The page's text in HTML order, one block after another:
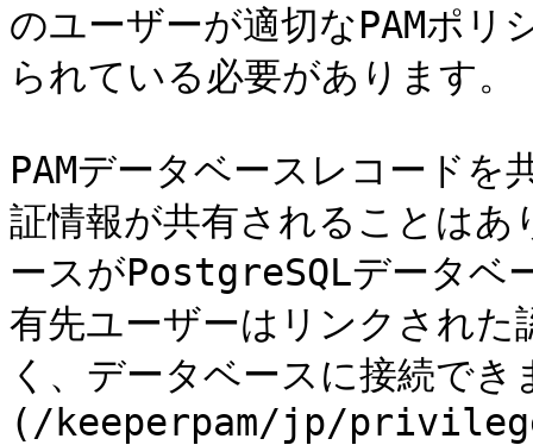
のユーザーが適切なPAMポ
られている必要があります。
PAMデータベースレコード
証情報が共有されることはあ
ースがPostgreSQLデータベ
有先ユーザーはリンクされ
く、データベースに接続で
(/keeperpam/jp/